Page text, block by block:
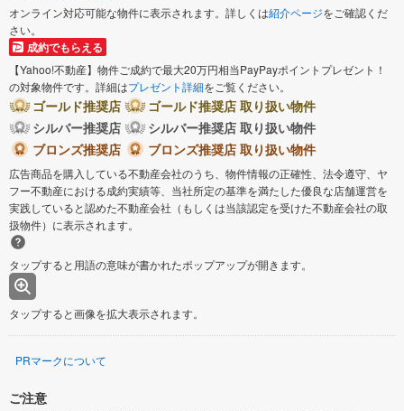
オンライン対応可能な物件に表示されます。詳しくは紹介ページをご確認くだ
さい。
成約でもらえる
【Yahoo!不動産】物件ご成約で最大20万円相当PayPayポイントプレゼント！
の対象物件です。詳細はプレゼント詳細をご覧ください。
ゴールド推奨店
ゴールド推奨店 取り扱い物件
シルバー推奨店
シルバー推奨店 取り扱い物件
ブロンズ推奨店
ブロンズ推奨店 取り扱い物件
広告商品を購入している不動産会社のうち、物件情報の正確性、法令遵守、ヤ
フー不動産における成約実績等、当社所定の基準を満たした優良な店舗運営を
実践していると認めた不動産会社（もしくは当該認定を受けた不動産会社の取
扱物件）に表示されます。
タップすると用語の意味が書かれたポップアップが開きます。
タップすると画像を拡大表示されます。
PRマークについて
ご注意